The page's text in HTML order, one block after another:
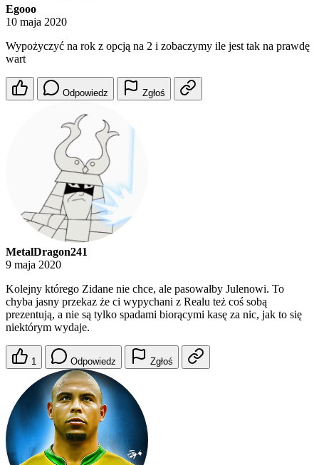
Egooo
10 maja 2020
Wypożyczyć na rok z opcją na 2 i zobaczymy ile jest tak na prawdę
wart
Odpowiedz Zgłoś
MetalDragon241
9 maja 2020
Kolejny którego Zidane nie chce, ale pasowałby Julenowi. To
chyba jasny przekaz że ci wypychani z Realu też coś sobą
prezentują, a nie są tylko spadami biorącymi kasę za nic, jak to się
niektórym wydaje.
1 Odpowiedz Zgłoś